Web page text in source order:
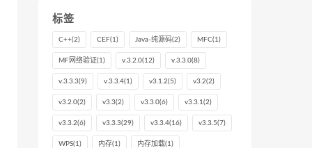
标签
C++(2) CEF(1) Java-纯源码(2) MFC(1)
MF网络验证(1) v.3.2.0(12) v.3.3.0(8)
v.3.3.3(9) v.3.3.4(1) v3.1.2(5) v3.2(2)
v3.2.0(2) v3.3(2) v3.3.0(6) v3.3.1(2)
v3.3.2(6) v3.3.3(29) v3.3.4(16) v3.3.5(7)
WPS(1) 内存(1) 内存加载(1)